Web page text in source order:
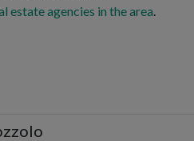
estate agencies in the area.